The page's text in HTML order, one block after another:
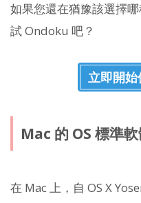
如果您還在猶豫該選擇
試 Ondoku 吧？
立即開
Mac 的 OS 標準
在 Mac 上，自 OS X